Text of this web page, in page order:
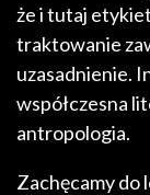
że i tutaj
traktowanie
uzasadnienie.
współczesna
antropologia.
Zachęcamy do